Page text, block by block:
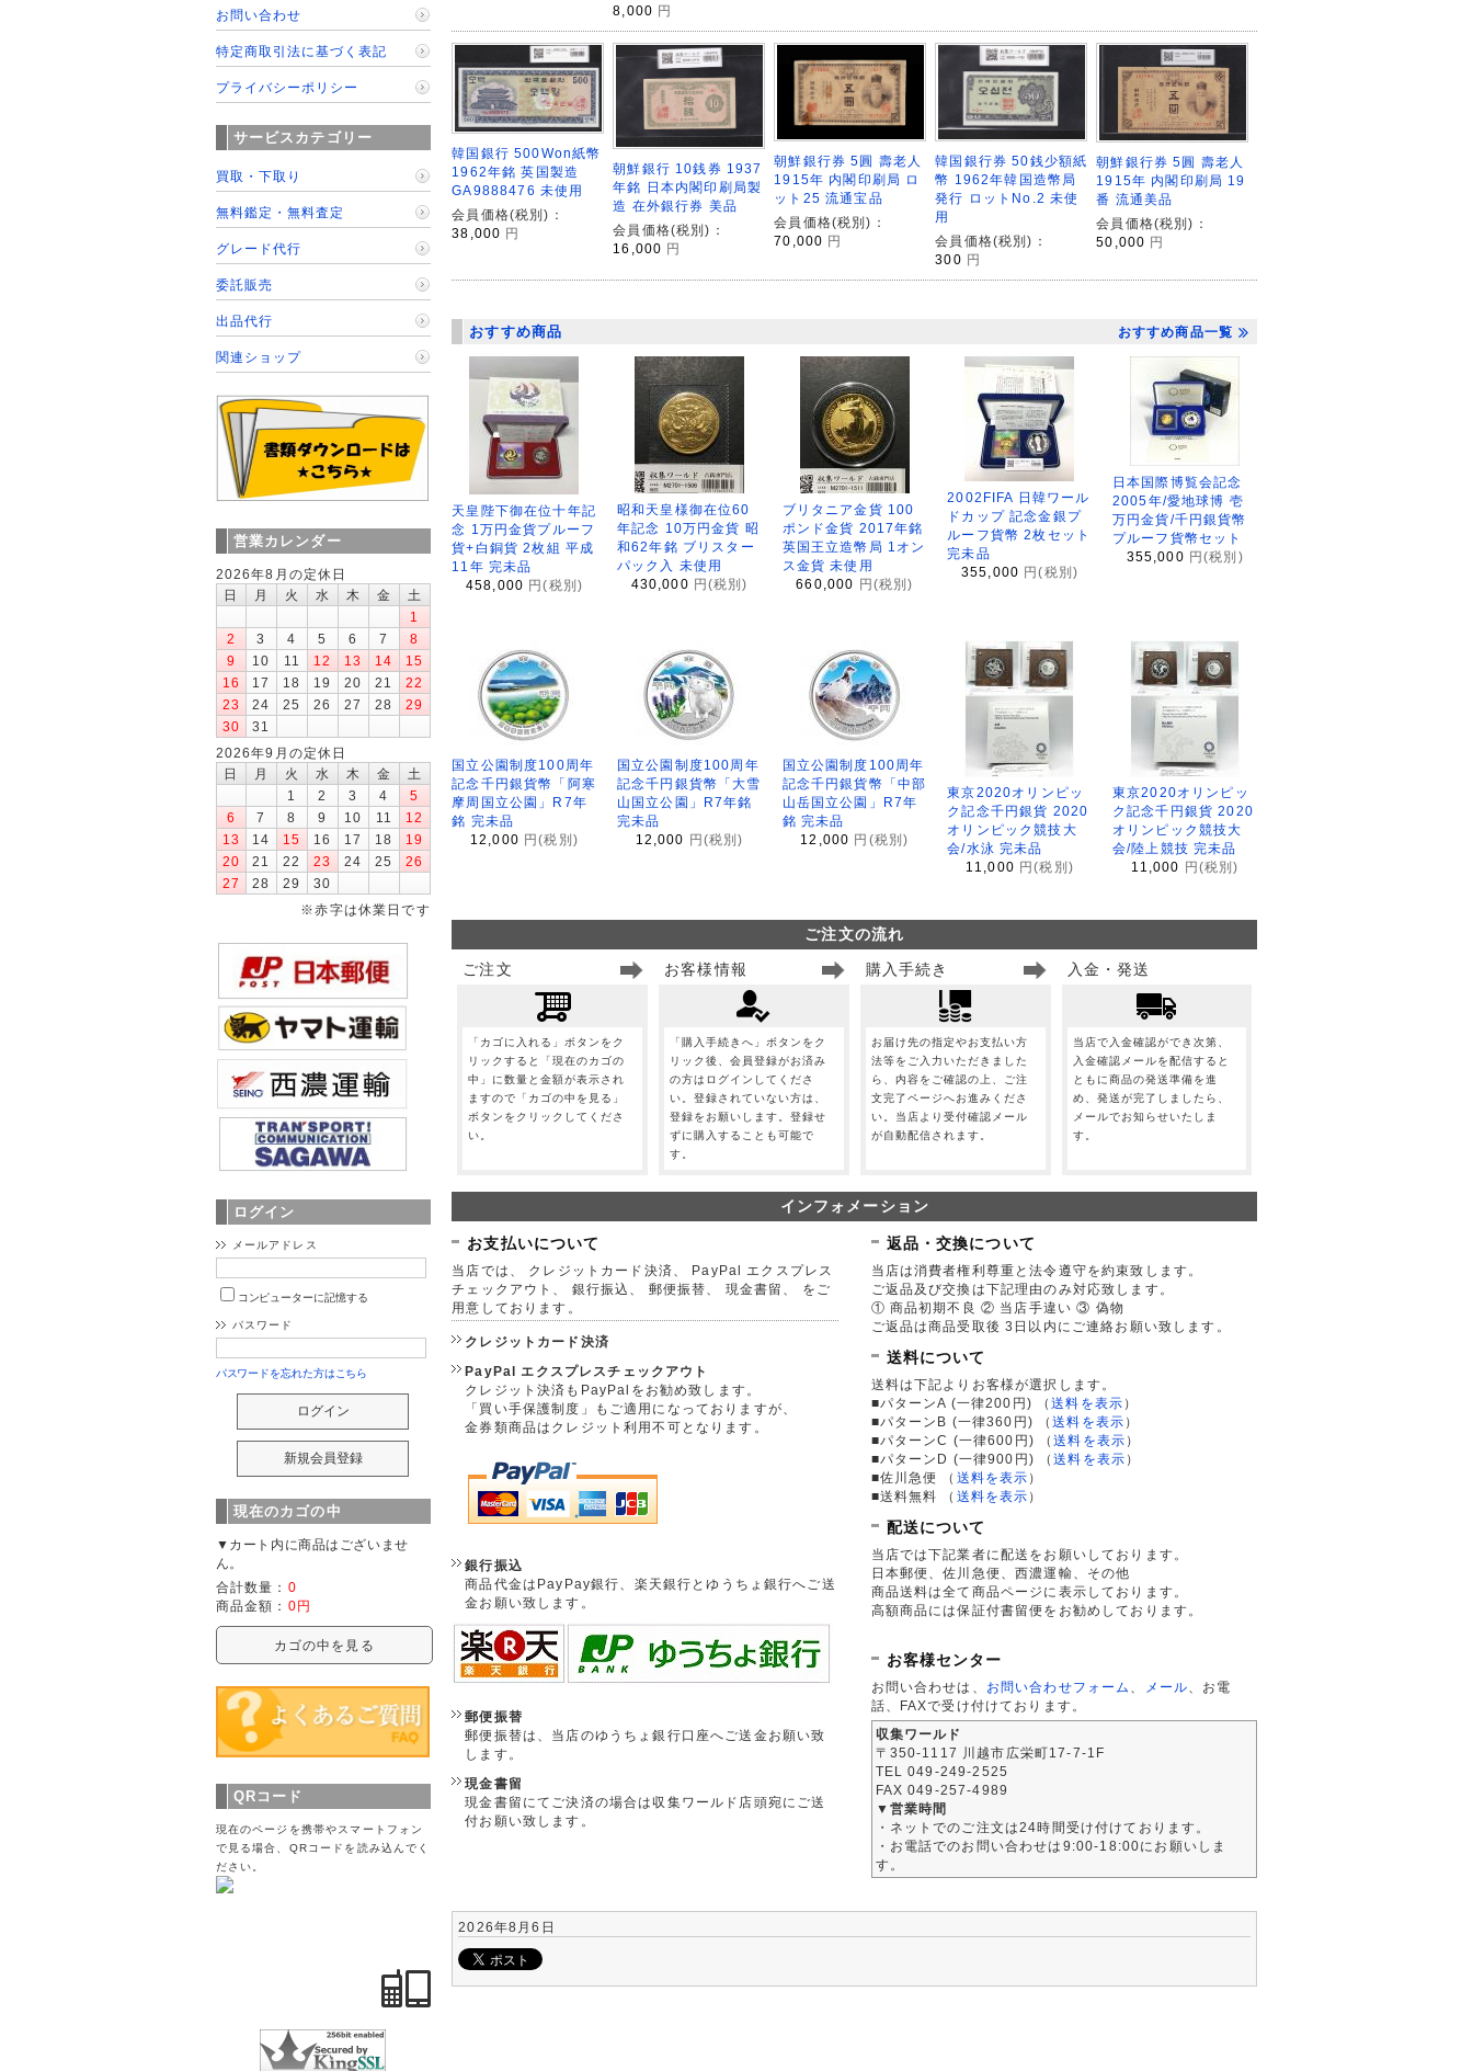
8,000 円
韓国銀行 500Won紙幣
1962年銘 英国製造
GA9888476 未使用
会員価格(税別)：
38,000 円
朝鮮銀行 10銭券 1937
年銘 日本内閣印刷局製
造 在外銀行券 美品
会員価格(税別)：
16,000 円
朝鮮銀行券 5圓 壽老人
1915年 内閣印刷局 ロ
ット25 流通宝品
会員価格(税別)：
70,000 円
韓国銀行券 50銭少額紙
幣 1962年韓国造幣局
発行 ロットNo.2 未使
用
会員価格(税別)：
300 円
朝鮮銀行券 5圓 壽老人
1915年 内閣印刷局 19
番 流通美品
会員価格(税別)：
50,000 円
おすすめ商品 おすすめ商品一覧
天皇陛下御在位十年記
念 1万円金貨プルーフ
貨+白銅貨 2枚組 平成
11年 完未品
458,000 円(税別)
昭和天皇様御在位60
年記念 10万円金貨 昭
和62年銘 ブリスター
パック入 未使用
430,000 円(税別)
ブリタニア金貨 100
ポンド金貨 2017年銘
英国王立造幣局 1オン
ス金貨 未使用
660,000 円(税別)
2002FIFA 日韓ワール
ドカップ 記念金銀プ
ルーフ貨幣 2枚セット
完未品
355,000 円(税別)
日本国際博覧会記念
2005年/愛地球博 壱
万円金貨/千円銀貨幣
プルーフ貨幣セット
355,000 円(税別)
国立公園制度100周年
記念千円銀貨幣「阿寒
摩周国立公園」R7年
銘 完未品
12,000 円(税別)
国立公園制度100周年
記念千円銀貨幣「大雪
山国立公園」R7年銘
完未品
12,000
円(税別)
国立公園制度100周年
記念千円銀貨幣「中部
山岳国立公園」R7年
銘 完未品
12,000 円(税別)
東京2020オリンピッ
ク記念千円銀貨 2020
オリンピック競技大
会/水泳 完未品
11,000 円(税別)
東京2020オリンピッ
ク記念千円銀貨 2020
オリンピック競技大
会/陸上競技 完未品
11,000
円(税別)
ご注文の流れ
ご注文
「カゴに入れる」ボタンをク
リックすると「現在のカゴの
中」に数量と金額が表示され
ますので「カゴの中を見る」
ボタンをクリックしてくださ
い。
お客様情報
「購入手続きへ」ボタンをク
リック後、会員登録がお済み
の方はログインしてくださ
い。登録されていない方は、
登録をお願いします。登録せ
ずに購入することも可能で
す。
購入手続き
お届け先の指定やお支払い方
法等をご入力いただきました
ら、内容をご確認の上、ご注
文完了ページへお進みくださ
い。当店より受付確認メール
が自動配信されます。
入金・発送
当店で入金確認ができ次第、
入金確認メールを配信すると
ともに商品の発送準備を進
め、発送が完了しましたら、
メールでお知らせいたしま
す。
インフォメーション
お支払いについて
当店では、 クレジットカード決済、 PayPal エクスプレス
チェックアウト、 銀行振込、 郵便振替、 現金書留、 をご
用意しております。
クレジットカード決済
PayPal エクスプレスチェックアウト
クレジット決済もPayPalをお勧め致します。
「買い手保護制度」もご適用になっておりますが、
金券類商品はクレジット利用不可となります。
銀行振込
商品代金はPayPay銀行、楽天銀行とゆうちょ銀行へご送
金お願い致します。
郵便振替
郵便振替は、当店のゆうちょ銀行口座へご送金お願い致
します。
現金書留
現金書留にてご決済の場合は収集ワールド店頭宛にご送
付お願い致します。
返品・交換について
当店は消費者権利尊重と法令遵守を約束致します。
ご返品及び交換は下記理由のみ対応致します。
① 商品初期不良 ② 当店手違い ③ 偽物
ご返品は商品受取後 3日以内にご連絡お願い致します。
送料について
送料は下記よりお客様が選択します。
■パターンA (一律200円)
（送料を表示 ）
■パターンB (一律360円)
（送料を表示 ）
■パターンC (一律600円)
（送料を表示 ）
■パターンD (一律900円)
（送料を表示 ）
■佐川急便
（ 送料を表示 ）
■送料無料
（ 送料を表示 ）
配送について
当店では下記業者に配送をお願いしております。
日本郵便、佐川急便、西濃運輸、その他
商品送料は全て商品ページに表示しております。
高額商品には保証付書留便をお勧めしております。
お客様センター
お問い合わせは、 お問い合わせフォーム メール 、お電
話、FAXで受け付けております。
収集ワールド
〒350-1117 川越市広栄町17-7-1F
TEL 049-249-2525
FAX 049-257-4989
▼営業時間
・ネットでのご注文は24時間受け付けております。
・お電話でのお問い合わせは9:00-18:00にお願いしま
す。
2026年8月6日
お問い合わせ
特定商取引法に基づく表記
プライバシーポリシー
サービスカテゴリー
買取・下取り
無料鑑定・無料査定
グレード代行
委託販売
出品代行
関連ショップ
営業カレンダー
2026年8月の定休日
日
月 火 水 木 金
土
1
2
3 4 5 6 7
8
9
10 11 12 13 14
15
16
17 18 19 20 21
22
23
24 25 26 27 28
29
30
31
2026年9月の定休日
日
月 火 水 木 金
土
1
2 3 4
5
6
7 8 9 10 11
12
13
14 15 16 17 18
19
20
21 22 23 24 25
26
27
28 29
30
※赤字は休業日です
ログイン
メールアドレス
コンピューターに記憶する
パスワード
パスワードを忘れた方はこちら
現在のカゴの中
▼カート内に商品はございませ
ん。
合計数量： 0
商品金額： 0円
カゴの中を見る
QRコード
現在のページを携帯やスマートフォン
で見る場合、QRコードを読み込んでく
ださい。